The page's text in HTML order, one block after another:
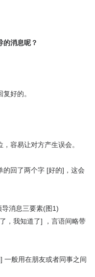
的消息呢？
好的。
容易让对方产生误会。
的回了两个字 [好的]，这会
，我知道了] ，言语间略带
一般用在朋友或者同事之间